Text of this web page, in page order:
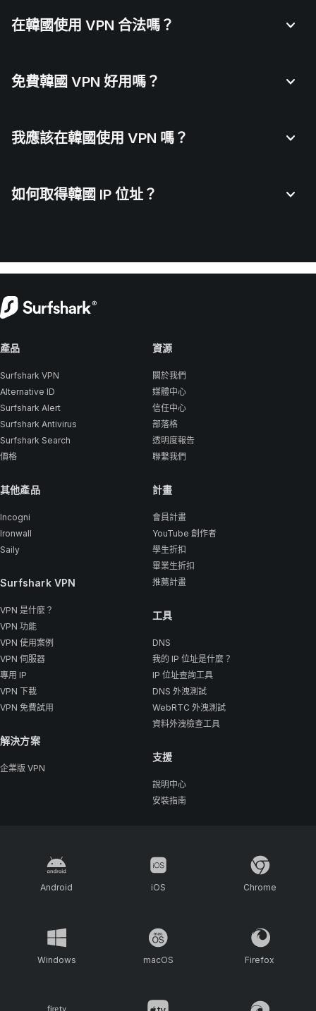
在韓國使用 VPN 合法嗎？
免費韓國 VPN 好用嗎？
我應該在韓國使用 VPN 嗎？
如何取得韓國 IP 位址？
產品
Surfshark VPN
Alternative ID
Surfshark Alert
Surfshark Antivirus
Surfshark Search
價格
其他產品
Incogni
Ironwall
Saily
Surfshark VPN
VPN 是什麼？
VPN 功能
VPN 使用案例
VPN 伺服器
專用 IP
VPN 下載
VPN 免費試用
解決方案
企業版 VPN
資源
關於我們
媒體中心
信任中心
部落格
透明度報告
聯繫我們
計畫
會員計畫
YouTube 創作者
學生折扣
畢業生折扣
推薦計畫
工具
DNS
我的 IP 位址是什麼？
IP 位址查詢工具
DNS 外洩測試
WebRTC 外洩測試
資料外洩檢查工具
支援
說明中心
安裝指南
Android iOS Chrome
Windows macOS Firefox